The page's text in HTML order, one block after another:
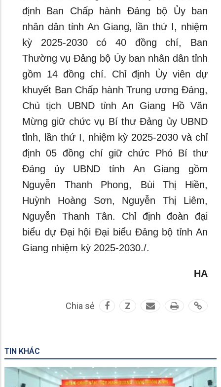
định Ban Chấp hành Đảng bộ Ủy ban
nhân dân tỉnh An Giang, lần thứ I, nhiệm
kỳ 2025-2030 có 40 đồng chí, Ban
Thường vụ Đảng bộ Ủy ban nhân dân tỉnh
gồm 14 đồng chí. Chỉ định Ủy viên dự
khuyết Ban Chấp hành Trung ương Đảng,
Chủ tịch UBND tỉnh An Giang Hồ Văn
Mừng giữ chức vụ Bí thư Đảng ủy UBND
tỉnh, lần thứ I, nhiệm kỳ 2025-2030 và chỉ
định 05 đồng chí giữ chức Phó Bí thư
Đảng ủy UBND tỉnh An Giang gồm
Nguyễn Thanh Phong, Bùi Thị Hiền,
Huỳnh Hoàng Sơn, Nguyễn Thị Liêm,
Nguyễn Thanh Tân. Chỉ định đoàn đại
biểu dự Đại hội Đại biểu Đảng bộ tỉnh An
Giang nhiệm kỳ 2025-2030./.
HA
Chia sẻ Z
TIN KHÁC